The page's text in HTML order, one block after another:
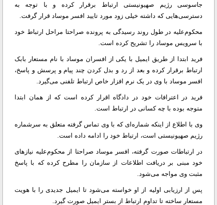
جاسوسی رژیم صهیونیستی ارتباط برقرار کرده و با توجه به
دسترسی‌هایی که داشته خیلی زود مورد تایید افسر موساد قرار گرفت.
محکوم‌علیه در طول روند رسیدگی به پرونده صراحتا مراحل ارتباط خود
با سرویس موساد را تشریح کرده است.
فرید ابتدا از طریق ایمیل با یکی از افسران موساد با نام مستعار بابک
ارتباط برقرار کرده و بعد از رد و بدل کردن چند پیام و پرسش و پاسخ،
افسر موساد با وی در یک نرم افزار خاص ارتباط تلفنی می‌گیرد.
فرید در اعترافات خود در دادگاه اقرار کرده است که از همان ابتدا
متوجه بوده با چه کسانی در ارتباط است.
وی با اطلاع از اینکه شماره‌ای که با وی تماس گرفته متعلق به سرشماره
رژیم صهیونیستی است، ارتباط خود را ادامه داده است.
در ارتباطات صورت گرفته، افسر موساد صراحتا از محکوم‌علیه نیازهای
خود مبنی بر دریافت اطلاعات از سازمان را مطرح کرده که با پاسخ
مثبت وی مواجه می‌شود.
پس از ارزیابی اولیه از او خواسته می‌شود تا ایمیل جدیدی را با هویت
مستعار ساخته تا تداوم ارتباط از بستر ایمیل صورت گیرد.